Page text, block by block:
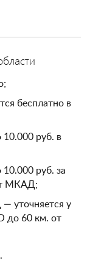
бесплатно в
10.000 руб. в
руб. за
МКАД;
уточняется у
до 60 км. от